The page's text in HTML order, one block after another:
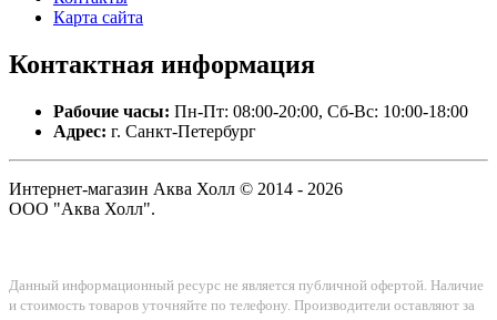
Карта сайта
Контактная информация
Рабочие часы: Пн-Пт: 08:00-20:00, Сб-Вс: 10:00-18:00
Адрес: г. Санкт-Петербург
Интернет-магазин Аква Холл © 2014 - 2026
ООО "Аква Холл".
Данный информационный ресурс не является публичной офертой. Наличие
и стоимость товаров уточняйте по телефону. Производители оставляют за